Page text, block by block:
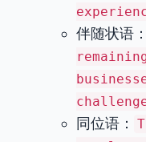
伴随状语：
同位语：